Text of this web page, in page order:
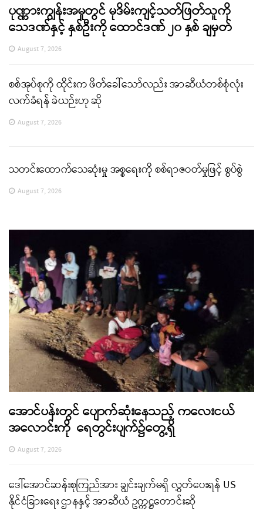
ပုဏ္ဏားကျွန်းအမှုတွင် မုဒိမ်းကျင့်သတ်ဖြတ်သူကို
သေဒဏ်နှင့် နှစ်ဦးကို ထောင်ဒဏ် ၂၀ နှစ် ချမှတ်
August 7, 2026
စစ်အုပ်စုကို ထိုင်းက ဖိတ်ခေါ်သော်လည်း အာဆီယံတစ်စုံလုံး
လက်ခံရန် ခဲယဉ်းဟု ဆို
August 7, 2026
သတင်းထောက်သေဆုံးမှု အစ္စရေးကို စစ်ရာဇဝတ်မှုဖြင့် စွပ်စွဲ
August 7, 2026
အောင်ပန်းတွင် ပျောက်ဆုံးနေသည့် ကလေးငယ်
အလောင်းကို ရေတွင်းပျက်၌တွေ့ရှိ
August 7, 2026
ဒေါ်အောင်ဆန်းစုကြည်အား ချွင်းချက်မရှိ လွှတ်ပေးရန် US
နိုင်ငံခြားရေး ဌာနနှင့် အာဆီယံ ဥက္ကဋ္ဌတောင်းဆို